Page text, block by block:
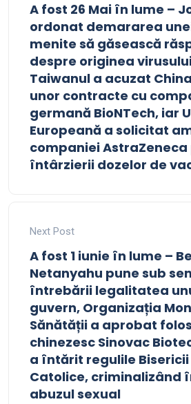
A fost 26 Mai în lume –
ordonat demararea
menite să găsească
despre originea
Taiwanul a acuzat
unor contracte cu
germană BioNTech, iar
Europeană a solicitat
companiei
întârzierii dozelor de
Next Post
A fost 1 iunie în lume –
Netanyahu pune sub
întrebării legalitatea
guvern, Organizația
Sănătății a aprobat
chinezesc Sinovac
a întărit regulile
Catolice, criminalizând
abuzul sexual